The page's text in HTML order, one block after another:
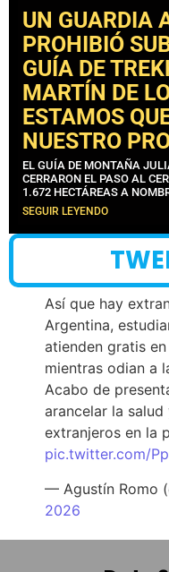
UN GUARDIA
PROHIBIÓ
GUÍA DE
MARTÍN DE
ESTAMOS
NUESTRO
EL GUÍA DE MONTAÑA
CERRARON EL PASO AL
1.672 HECTÁREAS A
SEGUIR LEYENDO
Así que hay
Argentina,
atienden gratis
mientras odian a
Acabo de
arancelar la
extranjeros en la
pic.twitter.com/
— Agustín Romo
2026